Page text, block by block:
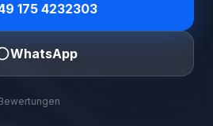
175 4232303
WhatsApp